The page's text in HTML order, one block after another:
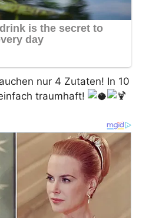
nur 4 Zutaten! In 10
traumhaft!